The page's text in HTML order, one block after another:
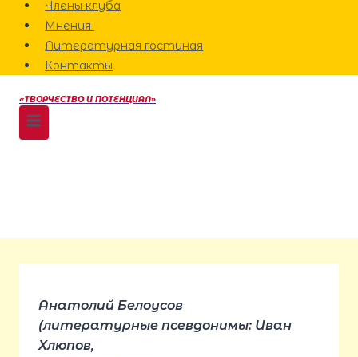
Члены клуба
Мнения
Литературная гостиная
Контакты
«ТВОРЧЕСТВО И ПОТЕНЦИАЛ»
Анатолий Белоусов
(литературные псевдонимы: Иван
Хлюпов,